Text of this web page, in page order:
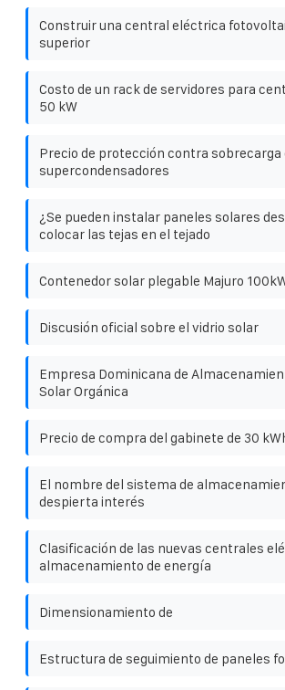
Construir una central eléctrica
superior
Costo de un rack de servidores para
50 kW
Precio de protección contra sobrecarga
supercondensadores
¿Se pueden instalar paneles solares
colocar las tejas en el tejado
Contenedor solar plegable Majuro
Discusión oficial sobre el vidrio solar
Empresa Dominicana de
Solar Orgánica
Precio de compra del gabinete de 30
El nombre del sistema de
despierta interés
Clasificación de las nuevas centrales
almacenamiento de energía
Dimensionamiento de
Estructura de seguimiento de paneles